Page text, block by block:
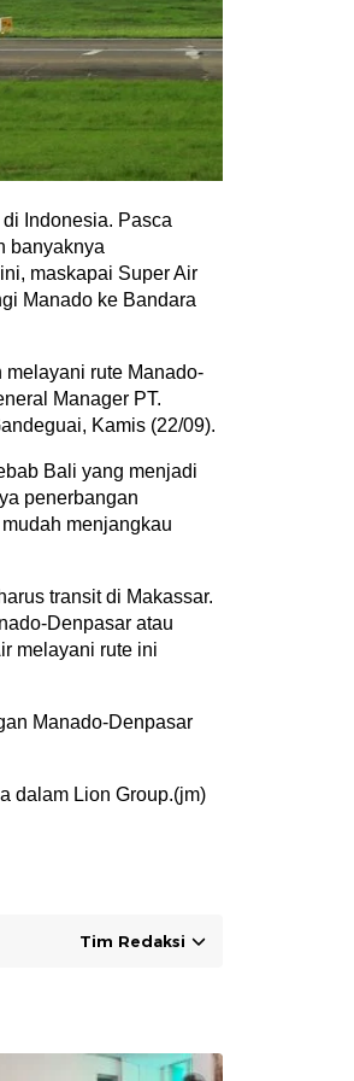
Indonesia. Pasca
banyaknya
maskapai Super Air
Manado ke Bandara
melayani rute Manado-
Manager PT.
Kamis (22/09).
Bali yang menjadi
penerbangan
menjangkau
transit di Makassar.
Denpasar atau
melayani rute ini
Manado-Denpasar
dalam Lion Group.(jm)
Tim Redaksi